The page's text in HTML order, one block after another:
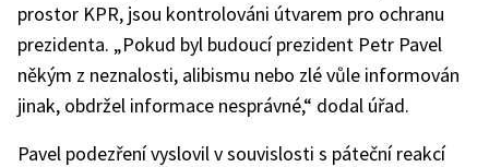
prostor KPR, jsou kontrolováni útvarem pro ochranu
prezidenta. „Pokud byl budoucí prezident Petr Pavel
někým z neznalosti, alibismu nebo zlé vůle informován
jinak, obdržel informace nesprávné,“ dodal úřad.
Pavel podezření vyslovil v souvislosti s páteční reakcí